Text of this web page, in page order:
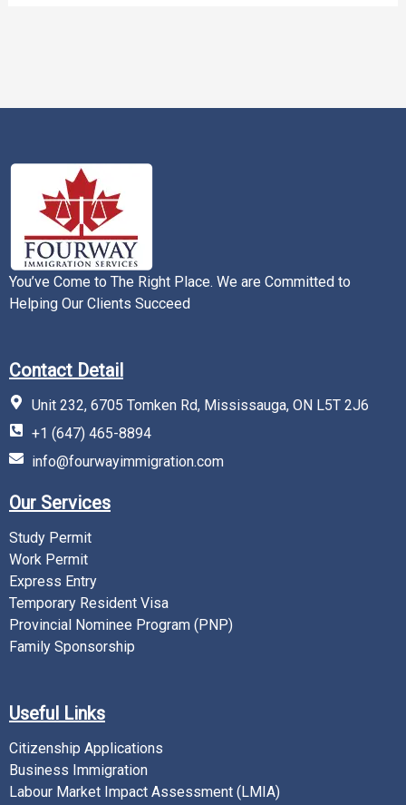
You’ve Come to The Right Place. We are Committed to
Helping Our Clients Succeed
Contact Detail
Unit 232, 6705 Tomken Rd, Mississauga, ON L5T 2J6
+1 (647) 465-8894
info@fourwayimmigration.com
Our Services
Study Permit
Work Permit
Express Entry
Temporary Resident Visa
Provincial Nominee Program (PNP)
Family Sponsorship
Useful Links
Citizenship Applications
Business Immigration
Labour Market Impact Assessment (LMIA)